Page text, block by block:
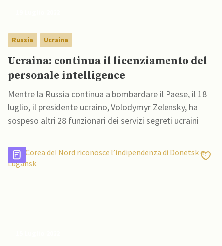
Russia Ucraina
Ucraina: continua il licenziamento del
personale intelligence
Mentre la Russia continua a bombardare il Paese, il 18
luglio, il presidente ucraino, Volodymyr Zelensky, ha
sospeso altri 28 funzionari dei servizi segreti ucraini